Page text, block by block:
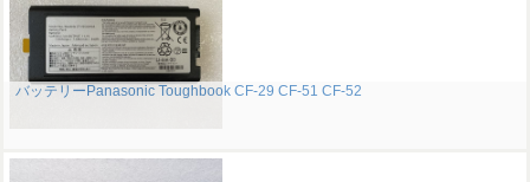
バッテリーPanasonic Toughbook CF-29 CF-51 CF-52